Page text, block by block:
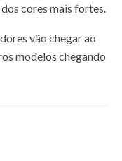
cores mais fortes.
vão chegar ao
modelos chegando